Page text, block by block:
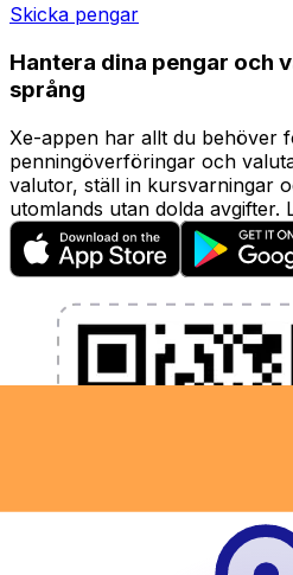
Skicka pengar
Hantera dina pengar och
språng
Xe-appen har allt du behöver
penningöverföringar och
valutor, ställ in kursvarningar
utomlands utan dolda avgifter.